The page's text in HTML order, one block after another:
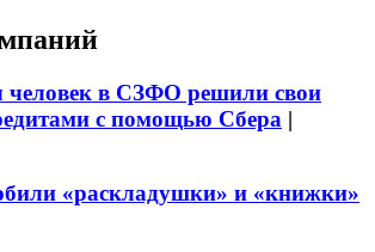
человек в СЗФО решили свои
с помощью Сбера |
«раскладушки» и «книжки»